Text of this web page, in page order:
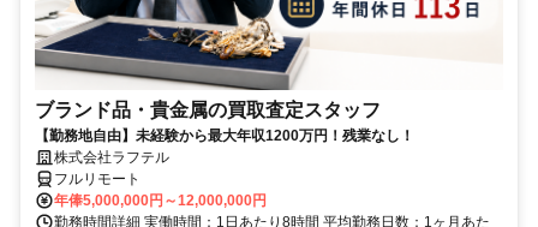
ブランド品・貴金属の買取査定スタッフ
【勤務地自由】未経験から最大年収1200万円！残業なし！
株式会社ラフテル
フルリモート
年俸5,000,000円～12,000,000円
勤務時間詳細 実働時間：1日あたり8時間 平均勤務日数：1ヶ月あた